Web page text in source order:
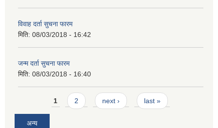
विवाह दर्ता सुचना फारम
मिति: 08/03/2018 - 16:42
जन्म दर्ता सुचना फारम
मिति: 08/03/2018 - 16:40
Pages1 2 next › last »
अन्य